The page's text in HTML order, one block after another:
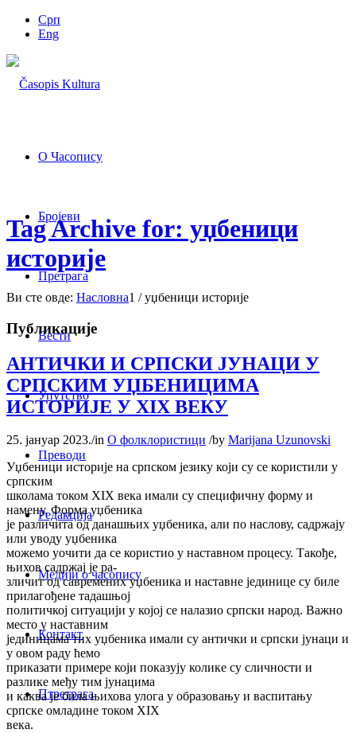
Срп
Eng
О Часопису
Бројеви
Претрага
Вести
Упутство
Преводи
Редакција
Медији о часопису
Контакт
Птретрага
Tag Archive for: уџбеници
историје
Ви сте овде: Насловна1 / уџбеници историје
Публикације
АНТИЧКИ И СРПСКИ ЈУНАЦИ У
СРПСКИМ УЏБЕНИЦИМА
ИСТОРИЈЕ У XIX ВЕКУ
25. јануар 2023./in О фолклористици /by Marijana Uzunovski
Уџбеници историје на српском језику који су се користили у
српским
школама током XIX века имали су специфичну форму и
намену. Форма уџбеника
је различита од данашњих уџбеника, али по наслову, садржају
или уводу уџбеника
можемо уочити да се користио у наставном процесу. Такође,
њихов садржај је ра-
зличит од савремених уџбеника и наставне јединице су биле
прилагођене тадашњој
политичкој ситуацији у којој се налазио српски народ. Важно
место у наставним
јединицама тих уџбеника имали су антички и српски јунаци и
у овом раду ћемо
приказати примерe који показују колике су сличности и
разлике међу тим јунацима
и каква је била њихова улога у образовању и васпитању
српске омладине током XIX
века.